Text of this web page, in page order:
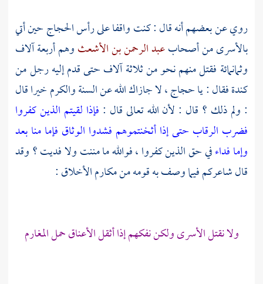
روي عن بعضهم أنه قال : كنت واقفا على رأسالحجاجحين أتي
بالأسرى من أصحابعبد الرحمن بن الأشعثوهم أربعة آلاف
وثمانمائة فقتل منهم نحو من ثلاثة آلاف حتى قدم إليه رجل من
كندةفقال : ياحجاج، لا جازاك الله عن السنة والكرم خيرا قال
: ولم ذلك ؟ قال : لأن الله تعالى قال : فإذا لقيتم الذين كفروا
فضرب الرقاب حتى إذا أثخنتموهم فشدوا الوثاق فإما منا بعد
وإما فداءفي حق الذين كفروا ، فوالله ما مننت ولا فديت ؟ وقد
قال شاعركم فيما وصف به قومه من مكارم الأخلاق :
ولا نقتل الأسرى ولكن نفكهم إذا أثقل الأعناق حمل المغارم